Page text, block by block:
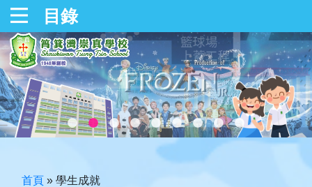
目錄
首頁 » 學生成就